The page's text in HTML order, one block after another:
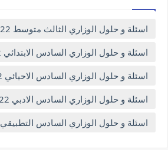
اسئلة و حلول الوزاري الثالث متوسط 2022 الدور الاول
اسئلة و حلول الوزاري السادس الابتدائي 2022 الدور الاول
اسئلة و حلول الوزاري السادس الاحيائي 2022 الدور الاول
اسئلة و حلول الوزاري السادس الادبي 2022 الدور الاول
اسئلة و حلول الوزاري السادس التطبيقي 2022 الدور الاول